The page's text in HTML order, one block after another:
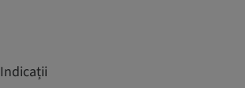
Indicații